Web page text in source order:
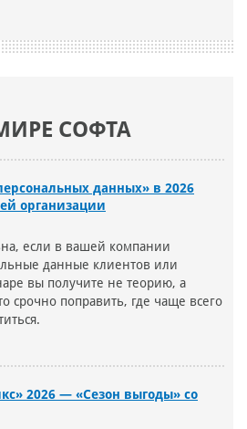
СОФТА
данных» в 2026
организации
если в вашей компании
данные клиентов или
вы получите не теорию, а
срочно поправить, где чаще всего
2026 — «Сезон выгоды» со